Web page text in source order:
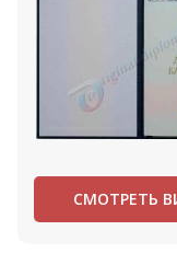
СМОТРЕТЬ